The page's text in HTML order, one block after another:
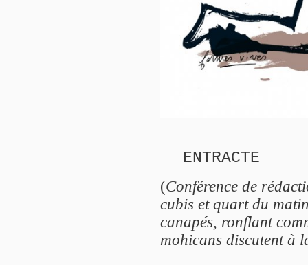
ENTRACTE
(Conférence de
cubis et quart du
canapés, ronflant
mohicans discutent à